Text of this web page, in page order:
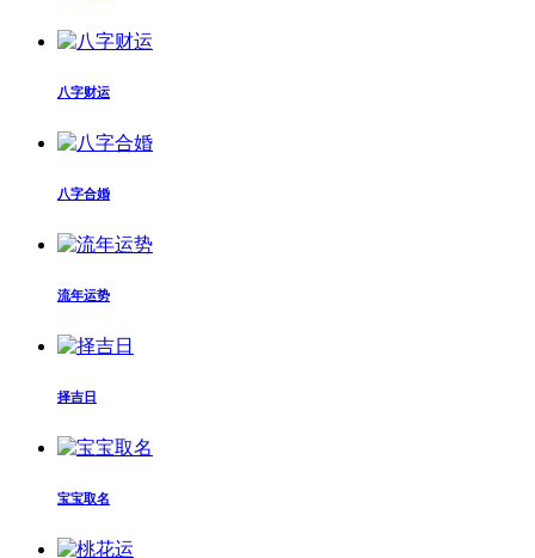
八字财运
八字合婚
流年运势
择吉日
宝宝取名